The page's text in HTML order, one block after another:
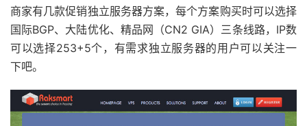
商家有几款促销独立服务器方案，每个方案购买时可以选择
国际BGP、大陆优化、精品网（CN2 GIA）三条线路，IP数
可以选择253+5个，有需求独立服务器的用户可以关注一
下吧。